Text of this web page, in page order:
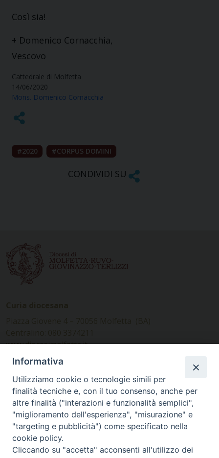
Così sia!
+ Domenico Cornacchia,
Vescovo
Cattedrale di Molfetta
14/06/2020
Mons. Domenico Cornacchia
2020 CORPUS DOMINI
CONDIVIDI SU
www.diocesimolfetta.it –
diocesimolfetta@pec.chiesacattolica.it
Ufficio Comunicazioni sociali
Piazza Giovene 4 – 70056 Molfetta (BA)
comunicazionisociali@diocesimolfetta.it
SEGUICI SU
Informativa
Utilizziamo cookie o tecnologie simili per
finalità tecniche e, con il tuo consenso, anche per
altre finalità ("interazioni e funzionalità semplici",
"miglioramento dell'esperienza", "misurazione" e
"targeting e pubblicità") come specificato nella
cookie policy.
Cliccando su "accetta" acconsenti all'utilizzo dei